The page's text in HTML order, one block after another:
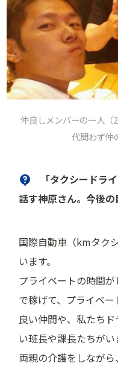
仲良しメンバーの一人（
代問わず仲
「タクシードラ
話す神原さん。今後の
国際自動車（kmタク
います。
プライベートの時間
で稼げて、プライベ
良い仲間や、私たち
い班長や課長たちがい
両親の介護をしなが